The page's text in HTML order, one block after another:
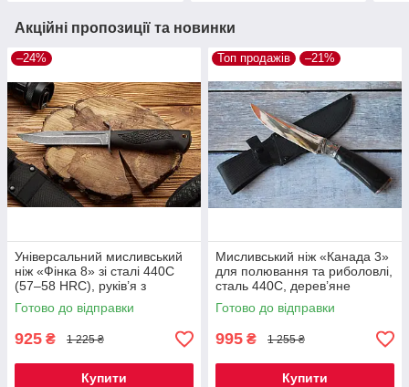
Акційні пропозиції та новинки
–24%
Універсальний мисливський
ніж «Фінка 8» зі сталі 440C
(57–58 HRC), руків’я з
гумопластику, поясний чохол
Готово до відправки
925 ₴ 1 225 ₴
Купити
Топ продажів –21%
Мисливський ніж «Канада 3»
для полювання та риболовлі,
сталь 440C, дерев’яне
руків’я, тканинний чохол
Готово до відправки
995 ₴ 1 255 ₴
Купити